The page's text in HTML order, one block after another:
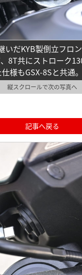
いだKYB製倒立フロ
8T共にストローク
様もGSX-8Sと共通。
縦スクロールで次の写真へ
記事へ戻る